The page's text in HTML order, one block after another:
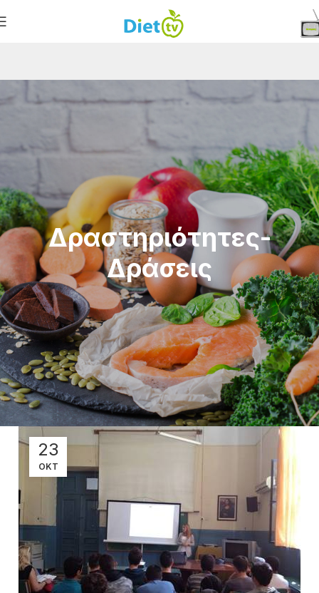
Δραστηριότητες-
Δράσεις
23
ΟΚΤ